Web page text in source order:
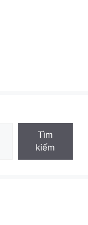
Tìm
kiếm